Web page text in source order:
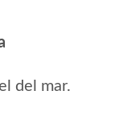
del mar.